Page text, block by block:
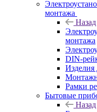
монтажа
Назад
монтажа
DIN-
Изделия
Рамки
Бытовые
Назад